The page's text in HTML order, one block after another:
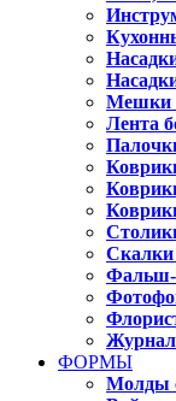
Мешки
Лента
Скалки
ФОРМЫ
Молды